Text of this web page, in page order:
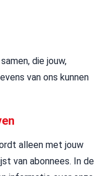
die jouw,
van ons kunnen
alleen met jouw
van abonnees. In de